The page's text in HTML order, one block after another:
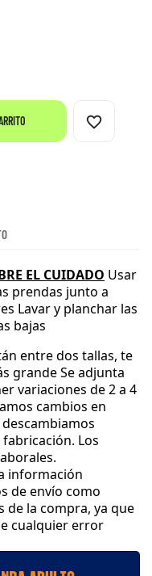
favorite_border
EL CUIDADO Usar
prendas junto a
Lavar y planchar las
bajas
entre dos tallas, te
grandeSe adjunta
variaciones de 2 a 4
cambios en
. Los
.
información
de envío como
de la compra, ya que
cualquier error